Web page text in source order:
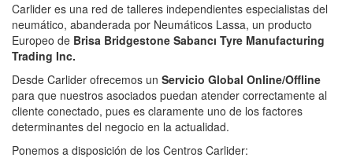
Carlider es una red de talleres independientes especialistas del
neumático, abanderada por Neumáticos Lassa, un producto
Europeo de Brisa Bridgestone Sabancı Tyre Manufacturing
Trading Inc.
Desde Carlider ofrecemos un Servicio Global Online/Offline
para que nuestros asociados puedan atender correctamente al
cliente conectado, pues es claramente uno de los factores
determinantes del negocio en la actualidad.
Ponemos a disposición de los Centros Carlider: